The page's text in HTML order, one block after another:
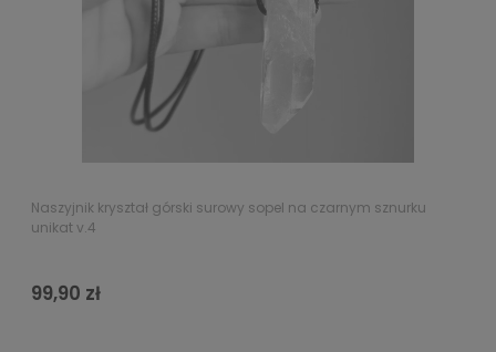
Naszyjnik kryształ górski surowy sopel na czarnym sznurku
unikat v.4
99,90 zł